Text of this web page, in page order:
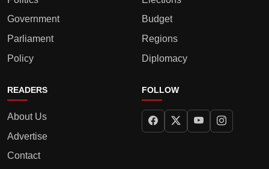
Government
Parliament
Policy
Budget
Regions
Diplomacy
READERS
About Us
Advertise
Contact
FOLLOW